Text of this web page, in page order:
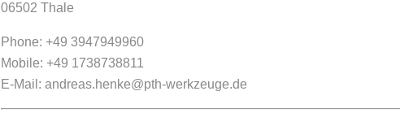
06502 Thale
Phone: +49 3947949960
Mobile: +49 1738738811
E-Mail: andreas.henke@pth-werkzeuge.de